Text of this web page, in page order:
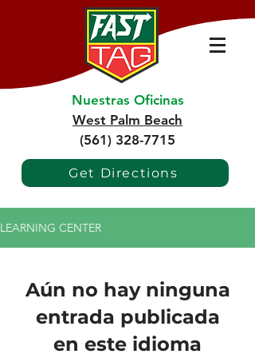
Nuestras Oficinas
West Palm Beach
(561) 328-7715
Get Directions
LEARNING CENTER
Aún no hay ninguna
entrada publicada
en este idioma